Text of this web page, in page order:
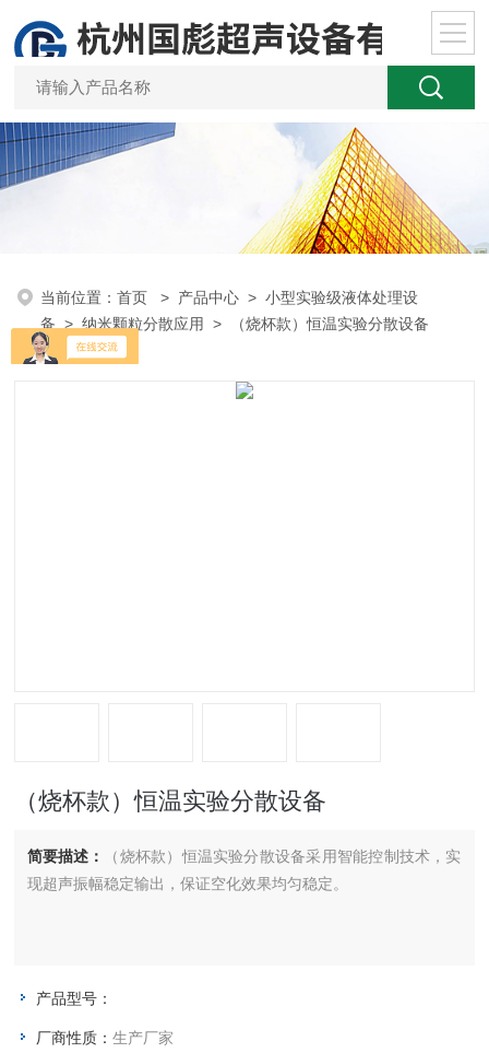
当前位置：首页 > 产品中心 >小型实验级液体处理设
备 >纳米颗粒分散应用 > （烧杯款）恒温实验分散设备
（烧杯款）恒温实验分散设备
简要描述：
（烧杯款）恒温实验分散设备采用智能控制技术，实
现超声振幅稳定输出，保证空化效果均匀稳定。
产品型号：
厂商性质：生产厂家